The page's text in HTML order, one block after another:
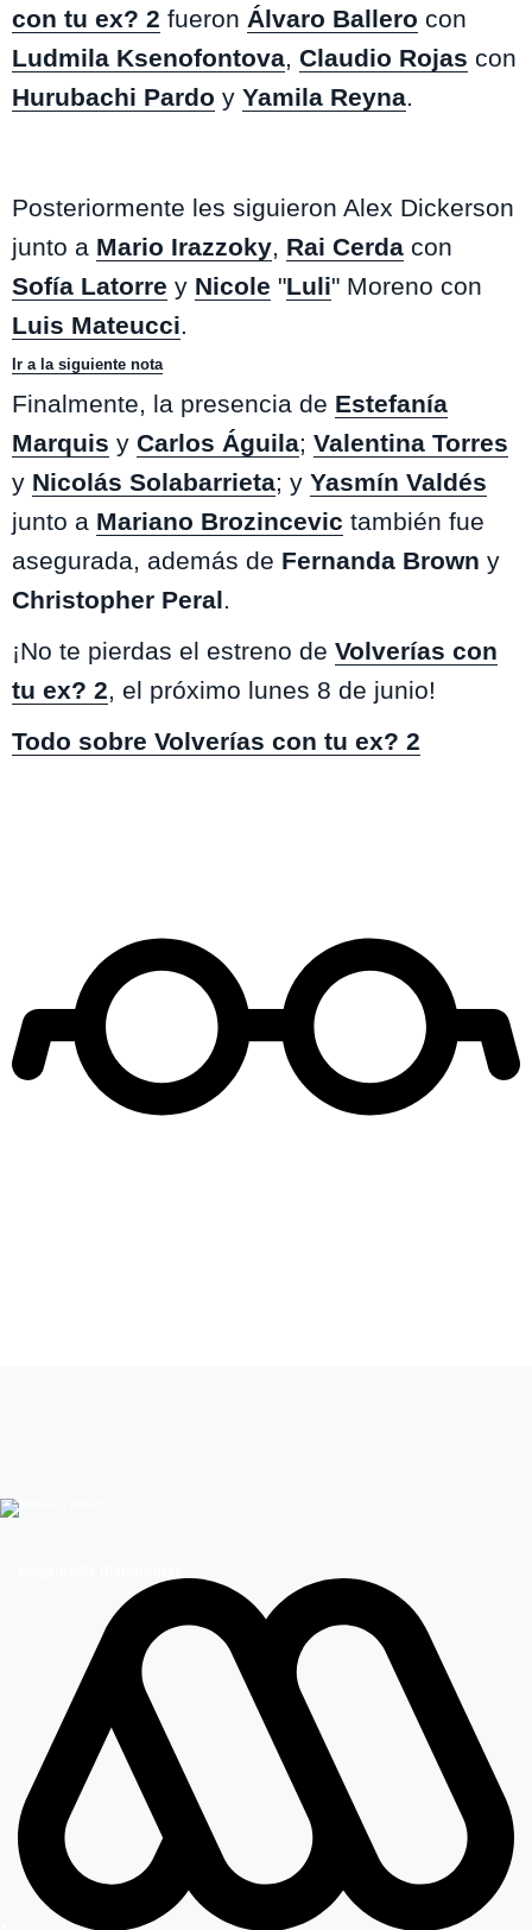
con tu ex? 2 fueron Álvaro Ballero con
Ludmila Ksenofontova, Claudio Rojas con
Hurubachi Pardo y Yamila Reyna.
Posteriormente les siguieron Alex Dickerson
junto a Mario Irazzoky, Rai Cerda con
Sofía Latorre y Nicole "Luli" Moreno con
Luis Mateucci.
Ir a la siguiente nota
Finalmente, la presencia de Estefanía
Marquis y Carlos Águila; Valentina Torres
y Nicolás Solabarrieta; y Yasmín Valdés
junto a Mariano Brozincevic también fue
asegurada, además de Fernanda Brown y
Christopher Peral.
¡No te pierdas el estreno de Volverías con
tu ex? 2, el próximo lunes 8 de junio!
Todo sobre Volverías con tu ex? 2